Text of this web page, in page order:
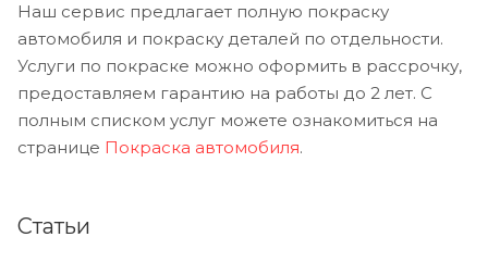
Наш сервис предлагает полную покраску
автомобиля и покраску деталей по отдельности.
Услуги по покраске можно оформить в рассрочку,
предоставляем гарантию на работы до 2 лет. С
полным списком услуг можете ознакомиться на
странице Покраска автомобиля.
Статьи